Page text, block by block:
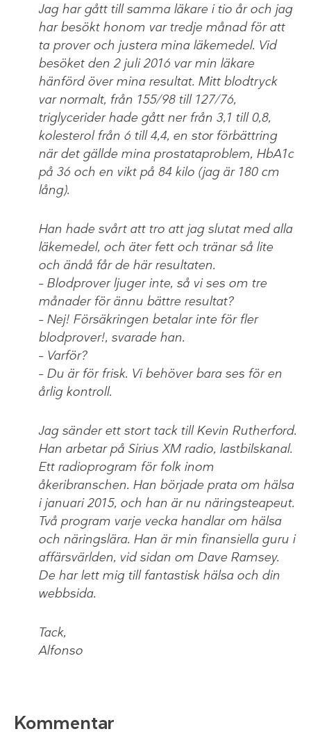
Jag har gått till samma läkare i tio år och jag
har besökt honom var tredje månad för att
ta prover och justera mina läkemedel. Vid
besöket den 2 juli 2016 var min läkare
hänförd över mina resultat. Mitt blodtryck
var normalt, från 155/98 till 127/76,
triglycerider hade gått ner från 3,1 till 0,8,
kolesterol från 6 till 4,4, en stor förbättring
när det gällde mina prostataproblem, HbA1c
på 36 och en vikt på 84 kilo (jag är 180 cm
lång).
Han hade svårt att tro att jag slutat med alla
läkemedel, och äter fett och tränar så lite
och ändå får de här resultaten.
– Blodprover ljuger inte, så vi ses om tre
månader för ännu bättre resultat?
– Nej! Försäkringen betalar inte för fler
blodprover!, svarade han.
– Varför?
– Du är för frisk. Vi behöver bara ses för en
årlig kontroll.
Jag sänder ett stort tack till Kevin Rutherford.
Han arbetar på Sirius XM radio, lastbilskanal.
Ett radioprogram för folk inom
åkeribranschen. Han började prata om hälsa
i januari 2015, och han är nu näringsteapeut.
Två program varje vecka handlar om hälsa
och näringslära. Han är min finansiella guru i
affärsvärlden, vid sidan om Dave Ramsey.
De har lett mig till fantastisk hälsa och din
webbsida.
Tack,
Alfonso
Kommentar